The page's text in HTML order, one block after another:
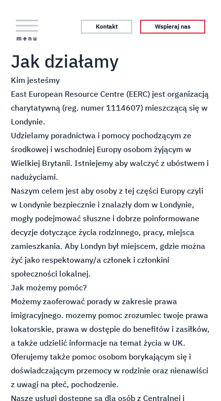
Kontakt
Wspieraj nas
menu
Jak działamy
Kim jesteśmy
East European Resource Centre (EERC) jest organizacją
charytatywną (reg. numer 1114607) mieszczącą się w
Londynie.
Udzielamy poradnictwa i pomocy pochodzącym ze
środkowej i wschodniej Europy osobom żyjącym w
Wielkiej Brytanii. Istniejemy aby walczyć z ubóstwem i
nadużyciami.
Naszym celem jest aby osoby z tej części Europy czyli
w Londynie bezpiecznie i znalazły dom w Londynie,
mogły podejmować słuszne i dobrze poinformowane
decyzje dotyczące życia rodzinnego, pracy, miejsca
zamieszkania. Aby Londyn był miejscem, gdzie można
żyć jako respektowany/a członek i członkini
społeczności lokalnej.
Jak możemy pomóc?
Możemy zaoferować porady w zakresie prawa
imigracyjnego. mozemy pomoc zrozumiec twoje prawa
lokatorskie, prawa w dostępie do benefitów i zasiłków,
a także udzielić informacje na temat życia w UK.
Oferujemy także pomoc osobom borykającym się i
doświadczającym przemocy w rodzinie oraz nienawiści
z uwagi na płeć, pochodzenie.
Nasze usługi dostępne są dla osób z Centralnej i